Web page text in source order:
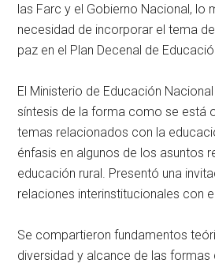
las Farc y el Gobierno Nacional, lo
necesidad de incorporar el tema
paz en el Plan Decenal de
El Ministerio de Educación
síntesis de la forma como se está
temas relacionados con la
énfasis en algunos de los asuntos
educación rural. Presentó una
relaciones interinstitucionales con el
Se compartieron fundamentos
diversidad y alcance de las formas